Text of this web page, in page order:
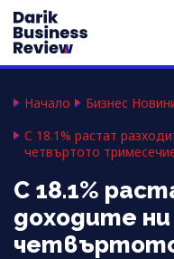
Начало Бизнес
С 18.1% растат
четвъртото
С 18.1%
доходите ни